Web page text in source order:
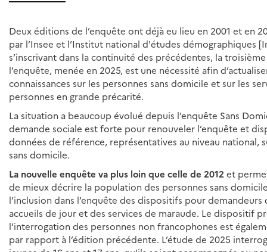
Deux éditions de l’enquête ont déjà eu lieu en 2001 et en
par l’Insee et l’Institut national d'études démographiques
s’inscrivant dans la continuité des précédentes, la
l’enquête, menée en 2025, est une nécessité afin
connaissances sur les personnes sans domicile et sur les
personnes en grande précarité.
La situation a beaucoup évolué depuis l’enquête Sans
demande sociale est forte pour renouveler l’enquête et
données de référence, représentatives au niveau national,
sans domicile.
La nouvelle enquête va plus loin que celle de 2012et
de mieux décrire la population des personnes sans
l’inclusion dans l’enquête des dispositifs pour demandeurs
accueils de jour et des services de maraude. Le dispositif
l’interrogation des personnes non francophones est
par rapport à l’édition précédente. L’étude de 2025